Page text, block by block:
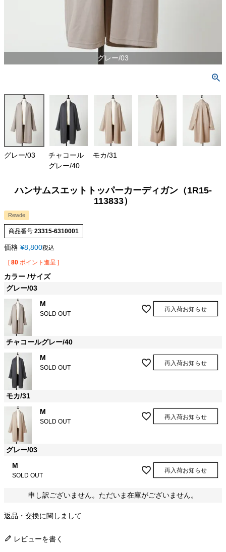
グレー/03
グレー/03
チャコール
グレー/40
モカ/31
ハンサムスエットトッパーカーディガン（1R15-
113833）
Rewde
商品番号 23315-6310001
価格 ¥8,800税込
[ 80 ポイント進呈 ]
カラー サイズ
グレー/03
M
SOLD OUT
再入荷お知らせ
チャコールグレー/40
M
SOLD OUT
再入荷お知らせ
モカ/31
M
SOLD OUT
再入荷お知らせ
グレー/03
M
SOLD OUT
再入荷お知らせ
申し訳ございません。ただいま在庫がございません。
返品・交換に関しまして
レビューを書く